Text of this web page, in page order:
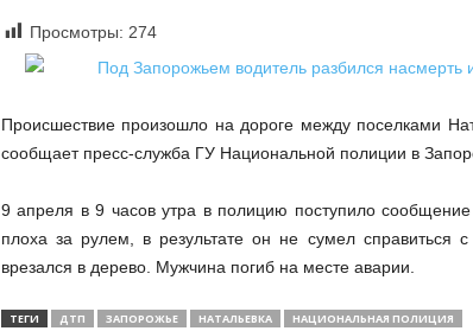
Просмотры: 274
Происшествие произошло на дороге между поселками
сообщает пресс-служба ГУ Национальной полиции в
9 апреля в 9 часов утра в полицию поступило
плоха за рулем, в результате он не сумел справиться
врезался в дерево. Мужчина погиб на месте аварии.
ТЕГИ ДТП ЗАПОРОЖЬЕ НАТАЛЬЕВКА НАЦИОНАЛЬНАЯ ПОЛИЦИЯ